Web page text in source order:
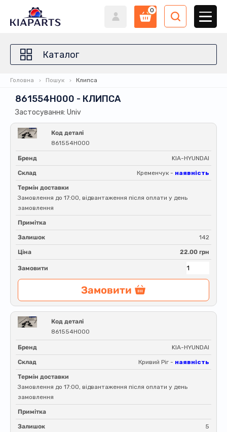
0
Каталог
Головна Пошук Клипса
861554H000 - КЛИПСА
Застосування: Univ
Код деталі
861554H000
Бренд KIA-HYUNDAI
Склад Кременчук - наявність
Термін доставки
Замовлення до 17:00, відвантаження після оплати у день
замовлення
Примітка
Залишок 142
Ціна 22.00 грн
Замовити
Замовити
Код деталі
861554H000
Бренд KIA-HYUNDAI
Склад Кривий Ріг - наявність
Термін доставки
Замовлення до 17:00, відвантаження після оплати у день
замовлення
Примітка
Залишок 5